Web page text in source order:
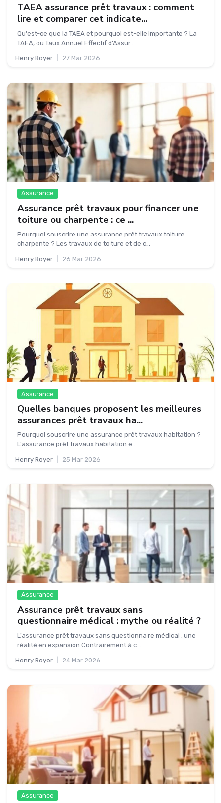
TAEA assurance prêt travaux : comment
lire et comparer cet indicate...
Qu'est-ce que la TAEA et pourquoi est-elle importante ? La
TAEA, ou Taux Annuel Effectif d'Assur...
Henry Royer 27 Mar 2026
Assurance
Assurance prêt travaux pour financer une
toiture ou charpente : ce ...
Pourquoi souscrire une assurance prêt travaux toiture
charpente ? Les travaux de toiture et de c...
Henry Royer 26 Mar 2026
Assurance
Quelles banques proposent les meilleures
assurances prêt travaux ha...
Pourquoi souscrire une assurance prêt travaux habitation ?
L'assurance prêt travaux habitation e...
Henry Royer 25 Mar 2026
Assurance
Assurance prêt travaux sans
questionnaire médical : mythe ou réalité ?
L'assurance prêt travaux sans questionnaire médical : une
réalité en expansion Contrairement à c...
Henry Royer 24 Mar 2026
Assurance